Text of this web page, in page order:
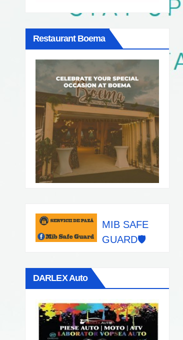
Restaurant Boema
MIB SAFE
GUARD🛡️
DARLEX Auto